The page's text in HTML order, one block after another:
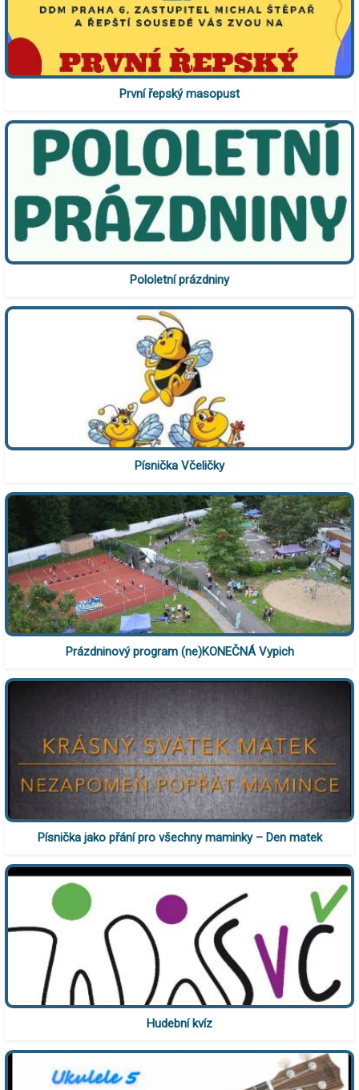
První řepský masopust
Pololetní prázdniny
Písnička Včeličky
Prázdninový program (ne)KONEČNÁ Vypich
Písnička jako přání pro všechny maminky – Den matek
Hudební kvíz